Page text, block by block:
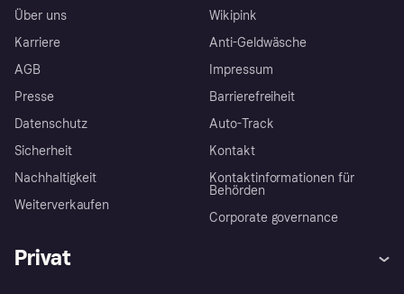
Über uns
Karriere
AGB
Presse
Datenschutz
Sicherheit
Nachhaltigkeit
Weiterverkaufen
Wikipink
Anti-Geldwäsche
Impressum
Barrierefreiheit
Auto-Track
Kontakt
Kontaktinformationen für
Behörden
Corporate governance
Privat